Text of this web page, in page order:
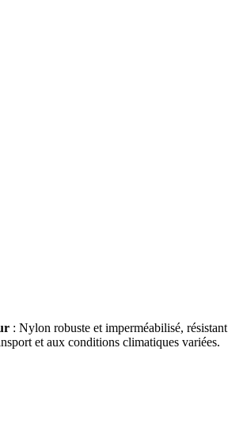
: Nylon robuste et imperméabilisé, résistant
et aux conditions climatiques variées.